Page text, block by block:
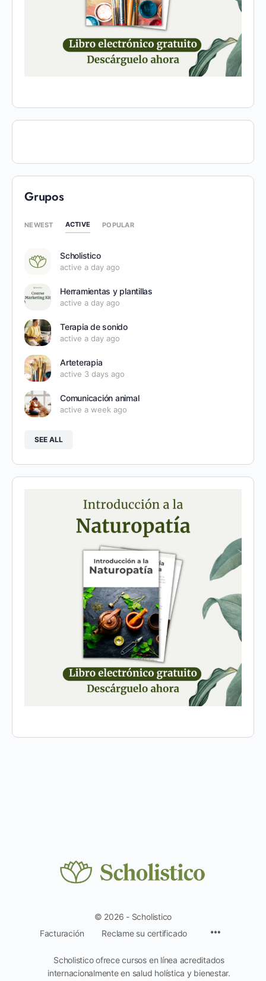
Grupos
NEWEST ACTIVE POPULAR
Scholistico
active a day ago
Herramientas y plantillas
active a day ago
Terapia de sonido
active a day ago
Arteterapia
active 3 days ago
Comunicación animal
active a week ago
SEE ALL
© 2026 - Scholistico
Facturación
Reclame su certificado
Scholistico ofrece cursos en línea acreditados
internacionalmente en salud holística y bienestar.